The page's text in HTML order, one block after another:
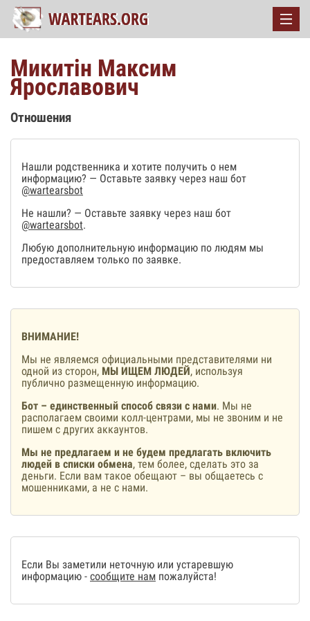
Микитін Максим
Ярославович
Отношения
Нашли родственника и хотите получить о нем
информацию? — Оставьте заявку через наш бот
@wartearsbot
Не нашли? — Оставьте заявку через наш бот
@wartearsbot.
Любую дополнительную информацию по людям мы
предоставляем только по заявке.
ВНИМАНИЕ!
Мы не являемся официальными представителями ни
одной из сторон, МЫ ИЩЕМ ЛЮДЕЙ, используя
публично размещенную информацию.
Бот – единственный способ связи с нами. Мы не
располагаем своими колл-центрами, мы не звоним и не
пишем с других аккаунтов.
Мы не предлагаем и не будем предлагать включить
людей в списки обмена, тем более, сделать это за
деньги. Если вам такое обещают – вы общаетесь с
мошенниками, а не с нами.
Если Вы заметили неточную или устаревшую
информацию - сообщите нам пожалуйста!